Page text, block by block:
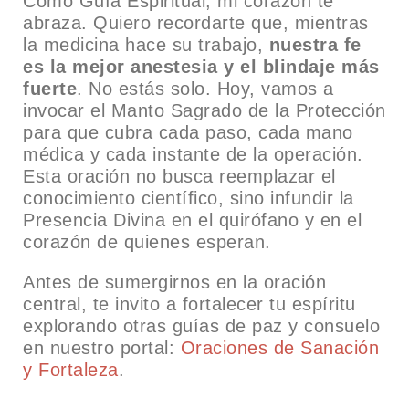
abraza. Quiero recordarte que, mientras
la medicina hace su trabajo, nuestra fe
es la mejor anestesia y el blindaje más
fuerte. No estás solo. Hoy, vamos a
invocar el Manto Sagrado de la Protección
para que cubra cada paso, cada mano
médica y cada instante de la operación.
Esta oración no busca reemplazar el
conocimiento científico, sino infundir la
Presencia Divina en el quirófano y en el
corazón de quienes esperan.
Antes de sumergirnos en la oración
central, te invito a fortalecer tu espíritu
explorando otras guías de paz y consuelo
en nuestro portal: Oraciones de Sanación
y Fortaleza.